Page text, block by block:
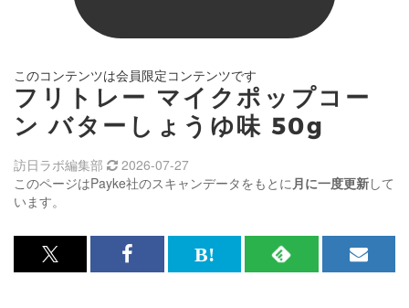
このコンテンツは会員限定コンテンツです
フリトレー マイクポップコー
ン バターしょうゆ味 50g
このページはPayke社のスキャンデータをもとに月に一度更新して
います。
訪日ラボ編集部 2026-07-27
x<br>
Facebook<br>
は
RSS
メ